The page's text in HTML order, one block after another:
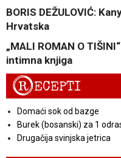
BORIS DEŽULOVIĆ:
Hrvatska
„MALI ROMAN O
intimna knjiga
RECEPTI
Domaći sok od bazge
Burek (bosanski) za 1
Drugačija svinjska jetrica